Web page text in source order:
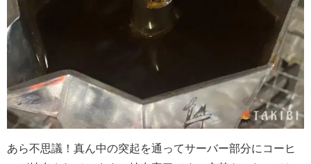
あら不思議！真ん中の突起を通ってサーバー部分にコーヒ